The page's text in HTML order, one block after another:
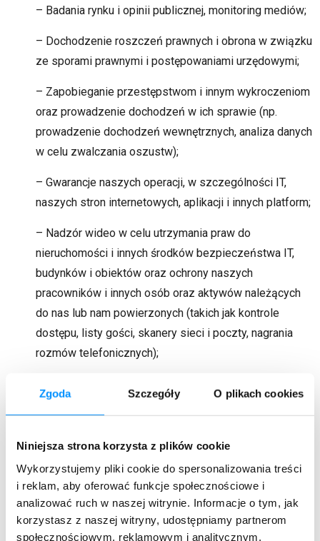
Zgoda Szczegóły O plikach cookies
Niniejsza strona korzysta z plików cookie
Wykorzystujemy pliki cookie do spersonalizowania treści
i reklam, aby oferować funkcje społecznościowe i
analizować ruch w naszej witrynie. Informacje o tym, jak
korzystasz z naszej witryny, udostępniamy partnerom
społecznościowym, reklamowym i analitycznym.
– Badania rynku i opinii publicznej, monitoring mediów;
– Dochodzenie roszczeń prawnych i obrona w związku
ze sporami prawnymi i postępowaniami urzędowymi;
– Zapobieganie przestępstwom i innym wykroczeniom
oraz prowadzenie dochodzeń w ich sprawie (np.
prowadzenie dochodzeń wewnętrznych, analiza danych
w celu zwalczania oszustw);
– Gwarancje naszych operacji, w szczególności IT,
naszych stron internetowych, aplikacji i innych platform;
– Nadzór wideo w celu utrzymania praw do
nieruchomości i innych środków bezpieczeństwa IT,
budynków i obiektów oraz ochrony naszych
pracowników i innych osób oraz aktywów należących
do nas lub nam powierzonych (takich jak kontrole
dostępu, listy gości, skanery sieci i poczty, nagrania
rozmów telefonicznych);
danych osobowych w określonych celach (na przykład
udziału w webinarze) przetwarzamy jego dane osobowe w
zakresie i na podstawie tej zgody, chyba że mamy inną
podstawę prawną i potrzebujemy takiej podstawy. Udzielona
zgoda może zostać odwołana w dowolnym momencie, ale
nie ma to wpływu na przetwarzanie danych, które już miało